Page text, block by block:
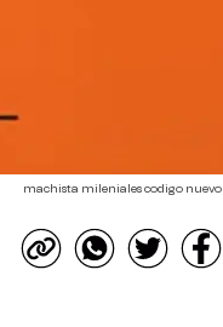
machista mileniales codigo nuevo